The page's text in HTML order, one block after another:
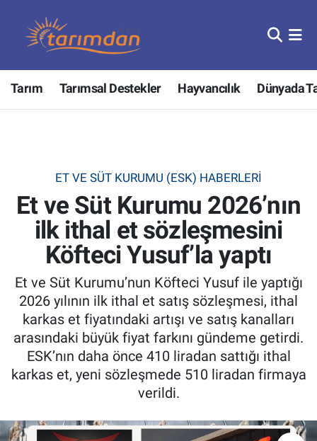
Tarım Tarımsal Destekler Hayvancılık Dünyada
ET VE SÜT KURUMU (ESK) HABERLERI
Et ve Süt Kurumu 2026’nın
ilk ithal et sözleşmesini
Köfteci Yusuf’la yaptı
Et ve Süt Kurumu’nun Köfteci Yusuf ile yaptığı
2026 yılının ilk ithal et satış sözleşmesi, ithal
karkas et fiyatındaki artışı ve satış kanalları
arasındaki büyük fiyat farkını gündeme getirdi.
ESK’nın daha önce 410 liradan sattığı ithal
karkas et, yeni sözleşmede 510 liradan firmaya
verildi.
Tarım
Hayvancılık
Tarımsal Destekler
Tarım Bakanlığı
Tarım Kredi Kooperatifleri
Pankobirlik
Et fiyatları
Nöbetçi Eczaneler
Hava Durumu
Tüm Manşetler
Son Dakika Haberleri